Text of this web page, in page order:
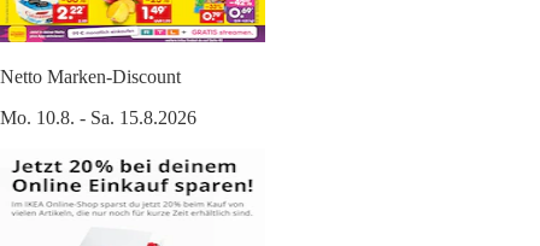
Netto Marken-Discount
Mo. 10.8. - Sa. 15.8.2026